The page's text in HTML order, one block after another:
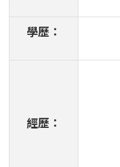
學歷：
經歷：